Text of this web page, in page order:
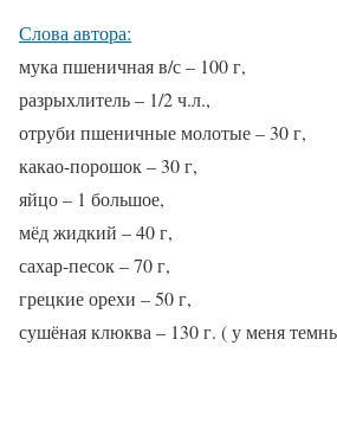
Слова автора:
мука пшеничная в/с – 100 г,
разрыхлитель – 1/2 ч.л.,
отруби пшеничные молотые – 30 г,
какао-порошок – 30 г,
яйцо – 1 большое,
мёд жидкий – 40 г,
сахар-песок – 70 г,
грецкие орехи – 50 г,
сушёная клюква – 130 г. ( у меня